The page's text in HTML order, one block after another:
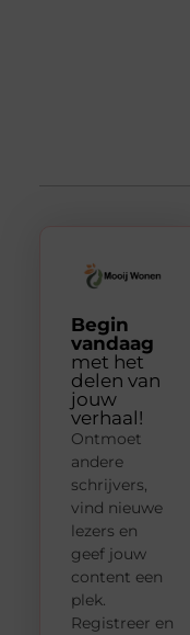
Begin
vandaag
met het
delen van
jouw
verhaal!
Ontmoet
andere
schrijvers,
vind nieuwe
lezers en
geef jouw
content een
plek.
Registreer en